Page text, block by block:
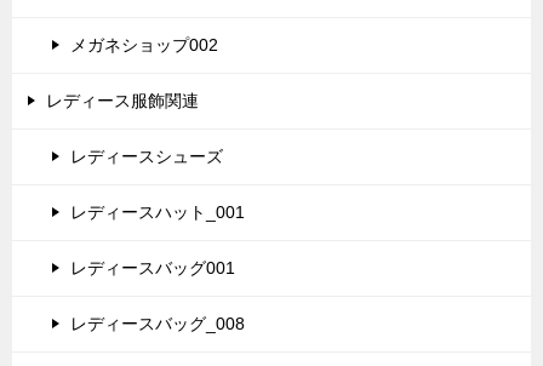
メガネショップ002
レディース服飾関連
レディースシューズ
レディースハット_001
レディースバッグ001
レディースバッグ_008